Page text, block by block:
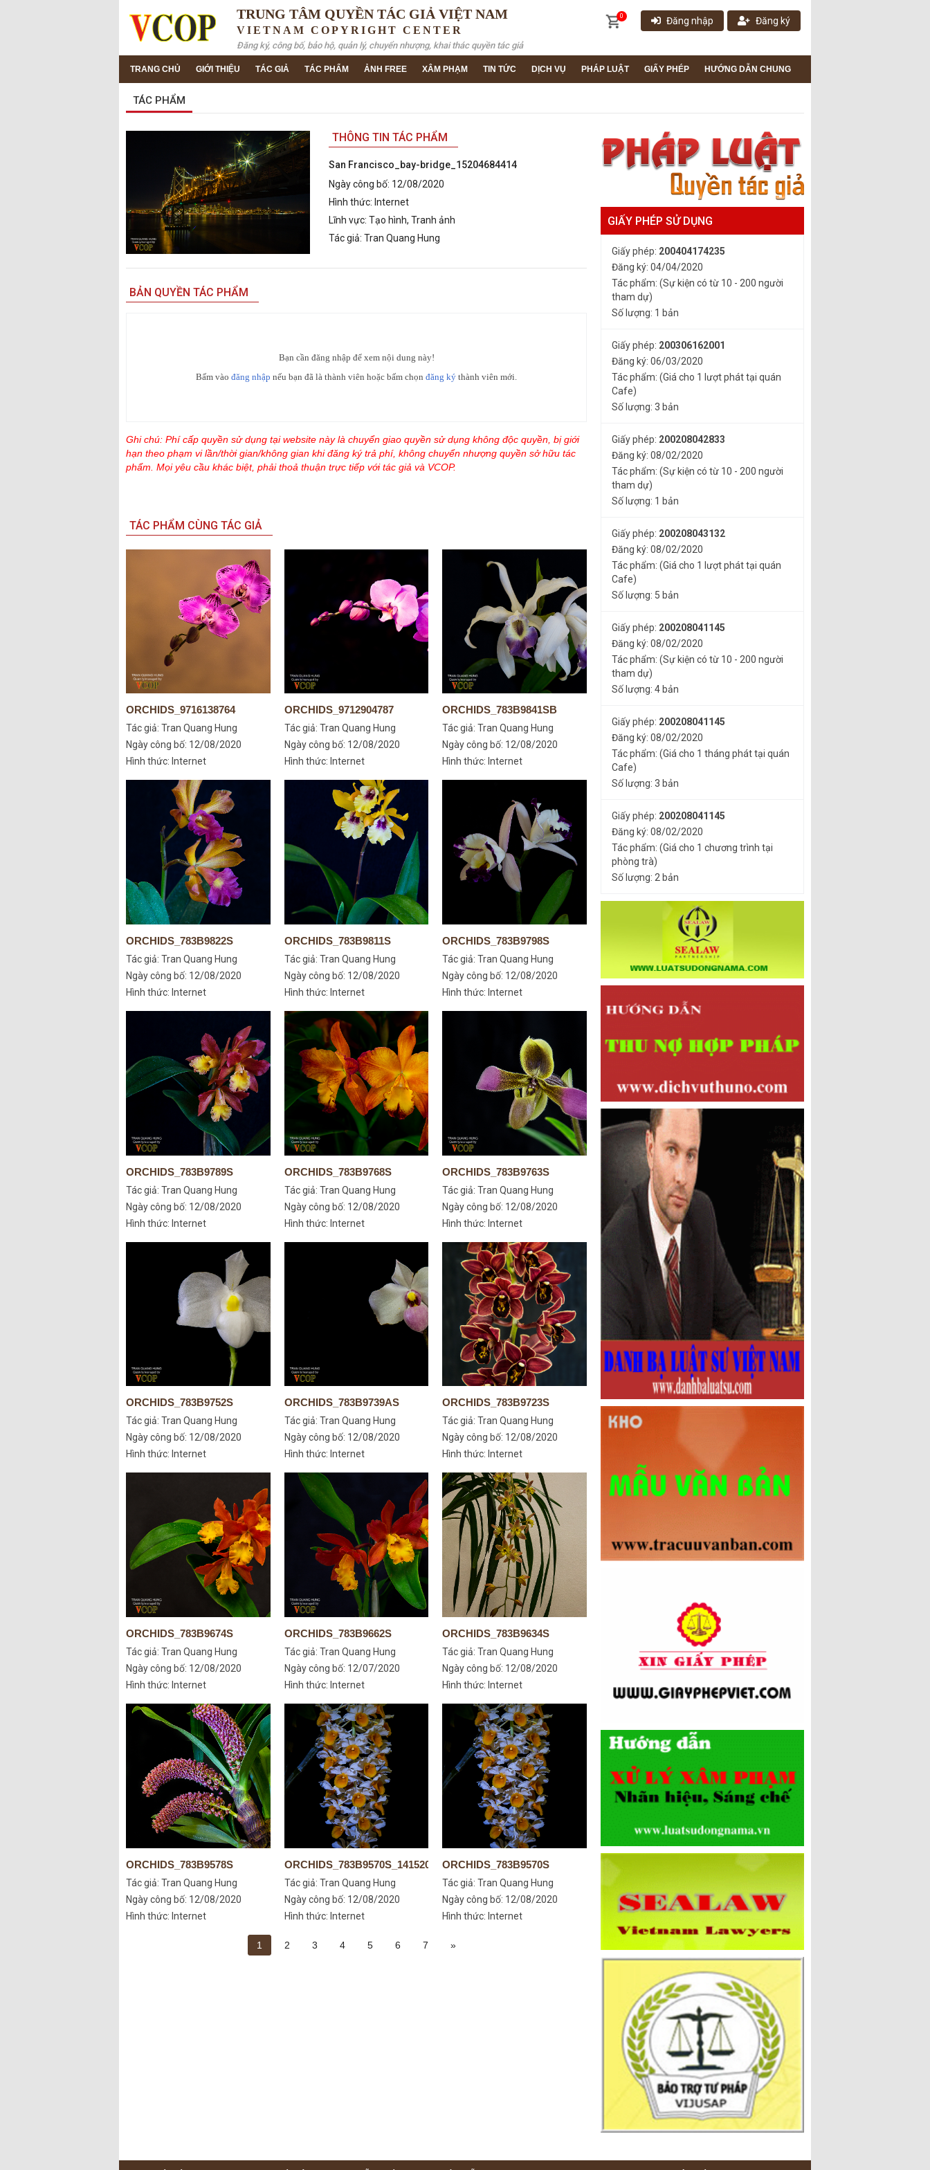
TRUNG TÂM QUYỀN TÁC GIẢ VIỆT NAM
VIETNAM COPYRIGHT CENTER
Đăng ký, công bố, bảo hộ, quản lý, chuyển nhượng, khai thác quyền tác giả
0 Đăng nhập Đăng ký
TRANG CHỦ GIỚI THIỆU TÁC GIẢ TÁC PHẨM ẢNH FREE XÂM PHẠM TIN TỨC DỊCH VỤ PHÁP LUẬT GIẤY PHÉP HƯỚNG DẪN CHUNG
TÁC PHẨM
THÔNG TIN TÁC PHẨM
San Francisco_bay-bridge_15204684414
Ngày công bố: 12/08/2020
Hình thức: Internet
Lĩnh vực: Tạo hình, Tranh ảnh
Tác giả:Tran Quang Hung
BẢN QUYỀN TÁC PHẨM
Bạn cần đăng nhập để xem nội dung này!
Bấm vào đăng nhập nếu bạn đã là thành viên hoặc bấm chọn đăng ký thành viên mới.
Ghi chú: Phí cấp quyền sử dụng tại website này là chuyển giao quyền sử dụng không độc quyền, bị giới
hạn theo phạm vi lần/thời gian/không gian khi đăng ký trả phí, không chuyển nhượng quyền sở hữu tác
phẩm. Mọi yêu cầu khác biệt, phải thoả thuận trực tiếp với tác giả và VCOP.
TÁC PHẨM CÙNG TÁC GIẢ
ORCHIDS_9716138764
Tác giả: Tran Quang Hung
Ngày công bố: 12/08/2020
Hình thức: Internet
ORCHIDS_9712904787
Tác giả: Tran Quang Hung
Ngày công bố: 12/08/2020
Hình thức: Internet
ORCHIDS_783B9841SB
Tác giả:Tran Quang Hung
Ngày công bố: 12/08/2020
Hình thức: Internet
ORCHIDS_783B9822S
Tác giả: Tran Quang Hung
Ngày công bố: 12/08/2020
Hình thức: Internet
ORCHIDS_783B9811S
Tác giả: Tran Quang Hung
Ngày công bố: 12/08/2020
Hình thức: Internet
ORCHIDS_783B9798S
Tác giả:Tran Quang Hung
Ngày công bố: 12/08/2020
Hình thức: Internet
ORCHIDS_783B9789S
Tác giả: Tran Quang Hung
Ngày công bố: 12/08/2020
Hình thức: Internet
ORCHIDS_783B9768S
Tác giả: Tran Quang Hung
Ngày công bố: 12/08/2020
Hình thức: Internet
ORCHIDS_783B9763S
Tác giả:Tran Quang Hung
Ngày công bố: 12/08/2020
Hình thức: Internet
ORCHIDS_783B9752S
Tác giả: Tran Quang Hung
Ngày công bố: 12/08/2020
Hình thức: Internet
ORCHIDS_783B9739AS
Tác giả: Tran Quang Hung
Ngày công bố: 12/08/2020
Hình thức: Internet
ORCHIDS_783B9723S
Tác giả:Tran Quang Hung
Ngày công bố: 12/08/2020
Hình thức: Internet
ORCHIDS_783B9674S
Tác giả: Tran Quang Hung
Ngày công bố: 12/08/2020
Hình thức: Internet
ORCHIDS_783B9662S
Tác giả: Tran Quang Hung
Ngày công bố: 12/07/2020
Hình thức: Internet
ORCHIDS_783B9634S
Tác giả:Tran Quang Hung
Ngày công bố: 12/08/2020
Hình thức: Internet
ORCHIDS_783B9578S
Tác giả: Tran Quang Hung
Ngày công bố: 12/08/2020
Hình thức: Internet
ORCHIDS_783B9570S_14152003076
Tác giả: Tran Quang Hung
Ngày công bố: 12/08/2020
Hình thức: Internet
ORCHIDS_783B9570S
Tác giả:Tran Quang Hung
Ngày công bố: 12/08/2020
Hình thức: Internet
1 2 3 4 5 6 7 »
GIẤY PHÉP SỬ DỤNG
Giấy phép: 200404174235
Đăng ký: 04/04/2020
Tác phẩm: (Sự kiện có từ 10 - 200 người
tham dự)
Số lượng: 1 bản
Giấy phép: 200306162001
Đăng ký: 06/03/2020
Tác phẩm: (Giá cho 1 lượt phát tại quán
Cafe)
Số lượng: 3 bản
Giấy phép: 200208042833
Đăng ký: 08/02/2020
Tác phẩm: (Sự kiện có từ 10 - 200 người
tham dự)
Số lượng: 1 bản
Giấy phép: 200208043132
Đăng ký: 08/02/2020
Tác phẩm: (Giá cho 1 lượt phát tại quán
Cafe)
Số lượng: 5 bản
Giấy phép: 200208041145
Đăng ký: 08/02/2020
Tác phẩm: (Sự kiện có từ 10 - 200 người
tham dự)
Số lượng: 4 bản
Giấy phép: 200208041145
Đăng ký: 08/02/2020
Tác phẩm: (Giá cho 1 tháng phát tại quán
Cafe)
Số lượng: 3 bản
Giấy phép: 200208041145
Đăng ký: 08/02/2020
Tác phẩm: (Giá cho 1 chương trình tại
phòng trà)
Số lượng: 2 bản